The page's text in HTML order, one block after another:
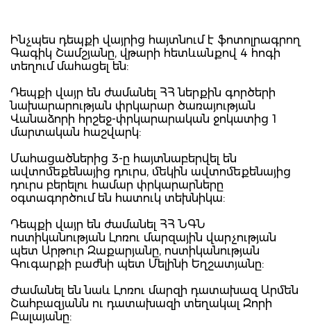
Ինչպես դեպքի վայրից հայտնում է ֆոտոլրագրող
Գագիկ Շամշյանը, վթարի հետևանքով 4 հոգի
տեղում մահացել են:
Դեպքի վայր են ժամանել ՀՀ ներքին գործերի
նախարարության փրկարար ծառայության
Վանաձորի հրշեջ-փրկարարական ջոկատից 1
մարտական հաշվարկ:
Մահացածներից 3-ը հայտնաբերվել են
ավտոմեքենայից դուրս, մեկին ավտոմեքենայից
դուրս բերելու համար փրկարարները
օգտագործում են հատուկ տեխնիկա:
Դեպքի վայր են ժամանել ՀՀ ՆԳՆ
ոստիկանության Լոռու մարզային վարչության
պետ Արթուր Զաքարյանը, ոստիկանության
Գուգարքի բաժնի պետ Մելինի Եղշատյանը:
Ժամանել են նաև Լոռու մարզի դատախազ Արմեն
Շահբազյանն ու դատախազի տեղակալ Զորի
Բալայանը: